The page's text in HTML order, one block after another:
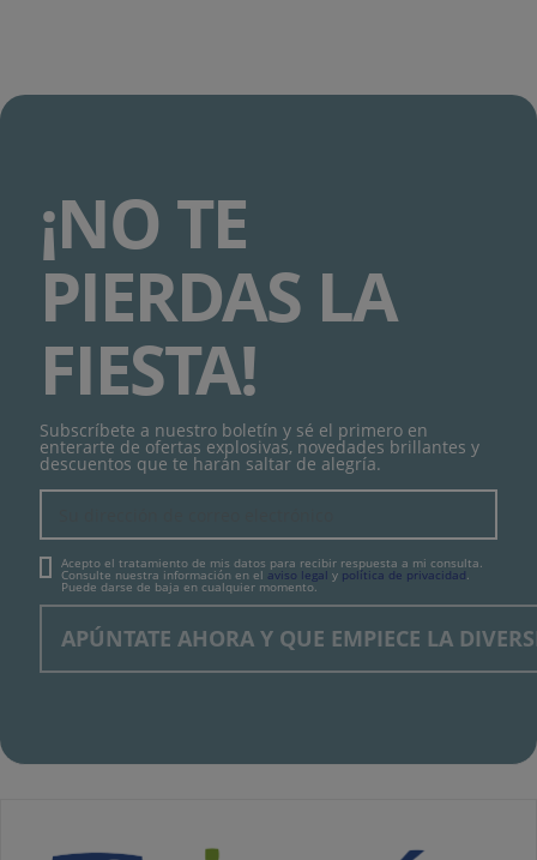
¡NO TE
PIERDAS LA
FIESTA!
Subscríbete a nuestro boletín y sé el primero en
enterarte de ofertas explosivas, novedades brillantes y
descuentos que te harán saltar de alegría.
Acepto el tratamiento de mis datos para recibir respuesta a mi consulta.
Consulte nuestra información en el aviso legal y política de privacidad.
Puede darse de baja en cualquier momento.